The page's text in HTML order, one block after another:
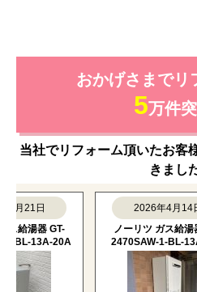
おかげさまでリ
5万件突
当社でリフォーム頂いたお客
きまし
21日
湯器 GT-
13A-20A
2026年4月14日
ノーリツ ガス給湯器
2470SAW-1-BL-13A-